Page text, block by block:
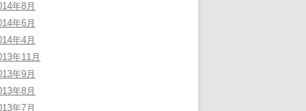
年8月
年6月
年4月
年11月
年9月
年8月
年7月